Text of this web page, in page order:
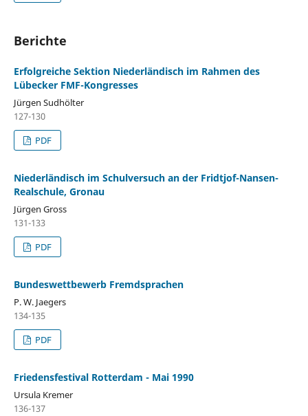
Berichte
Erfolgreiche Sektion Niederländisch im Rahmen des
Lübecker FMF-Kongresses
Jürgen Sudhölter
127-130
PDF
Niederländisch im Schulversuch an der Fridtjof-Nansen-
Realschule, Gronau
Jürgen Gross
131-133
PDF
Bundeswettbewerb Fremdsprachen
P. W. Jaegers
134-135
PDF
Friedensfestival Rotterdam - Mai 1990
Ursula Kremer
136-137